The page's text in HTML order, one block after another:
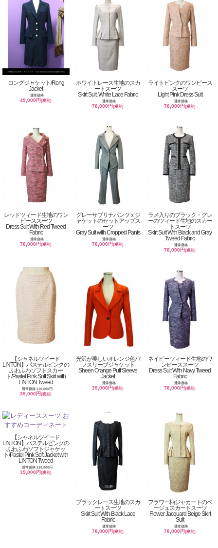
ロングジャケット/Rong
Jacket
通常価格
49,000円(税別)
ホワイトレース生地のスカ
ートスーツ
Skirt Suit, White Lace Fabric
通常価格
78,000円(税別)
ライトピンクのワンピース
スーツ
Light Pink Dress Suit
通常価格
78,000円(税別)
レッドツィード生地のワン
ピーススーツ
Dress Suit With Red Tweed
Fabric
通常価格
78,000円(税別)
グレーサブリナパンツｘジ
ャケットのセットアップス
ーツ
Gray Suit with Cropped Pants
通常価格
78,000円(税別)
ラメ入りのブラック・グレ
ーのツィード生地のスカー
トスーツ
Skirt Suit With Black and Gray
Tweed Fabric
通常価格
78,000円(税別)
【シャネルツイード
LINTON】パステルピンクの
ふわふわソフトスカー
ト/Pastel Pink Soft Skirt with
LINTON Tweed
通常価格 120,000円
39,000円(税別)
光沢が美しいオレンジ色パ
フスリーブジャケット
Sheen Orange Puff Sleeve
Jacket
通常価格
39,000円(税別)
ネイビーツィード生地のワ
ンピーススーツ
Dress Suit With Navy Tweed
Fabric
通常価格
78,000円(税別)
【シャネルツイード
LINTON】パステルピンクの
ふわふわソフトジャケッ
ト/Pastel Pink Soft Jacket with
LINTON Tweed
通常価格 120,000円
39,000円(税別)
ブラックレース生地のスカ
ートスーツ
Skirt Suit With Black Lace
Fabric
通常価格
78,000円(税別)
フラワー柄ジャカートのベ
ージュスカートスーツ
Flower Jacquard Beige Skirt
Suit
通常価格
78,000円(税別)